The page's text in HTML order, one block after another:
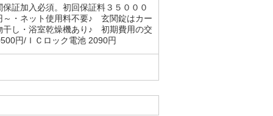
証加入必須。初回保証料３５０００
～・ネット使用料不要♪ 玄関錠はカー
し・浴室乾燥機あり♪ 初期費用の交
円/ＩＣロック電池 2090円